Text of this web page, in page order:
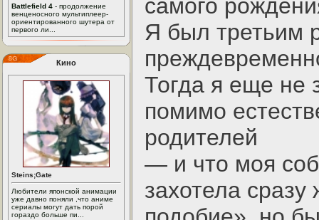
Battlefield 4 - продолжение
венценосного мультиплеер-
ориентированного шутера от
первого ли...
Кино
Steins;Gate
Любители японской анимации
уже давно поняли ,что аниме
сериалы могут дать порой
гораздо больше пи...
самого
Я был третьим
Тогда я еще не
помимо
родителей
— и что моя
захотела